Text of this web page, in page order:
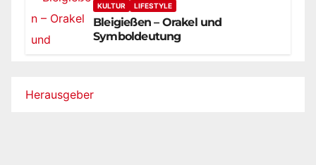
KULTUR LIFESTYLE
Bleigießen – Orakel und
Symboldeutung
Herausgeber